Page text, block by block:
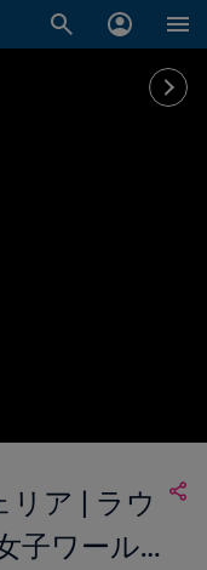
ア | ラウ
子ワール